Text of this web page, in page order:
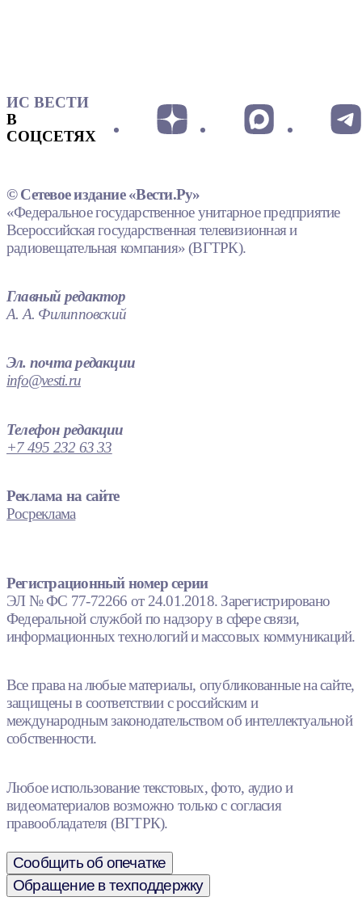
ИС ВЕСТИ
В
СОЦСЕТЯХ
© Сетевое издание «Вести.Ру»
«Федеральное государственное унитарное предприятие
Всероссийская государственная телевизионная и
радиовещательная компания» (ВГТРК).
Главный редактор
А. А. Филипповский
Эл. почта редакции
info@vesti.ru
Телефон редакции
+7 495 232 63 33
Реклама на сайте
Росреклама
Регистрационный номер серии
ЭЛ № ФС 77-72266 от 24.01.2018. Зарегистрировано
Федеральной службой по надзору в сфере связи,
информационных технологий и массовых коммуникаций.
Все права на любые материалы, опубликованные на сайте,
защищены в соответствии с российским и
международным законодательством об интеллектуальной
собственности.
Любое использование текстовых, фото, аудио и
видеоматериалов возможно только с согласия
правообладателя (ВГТРК).
Сообщить об опечатке
Обращение в техподдержку